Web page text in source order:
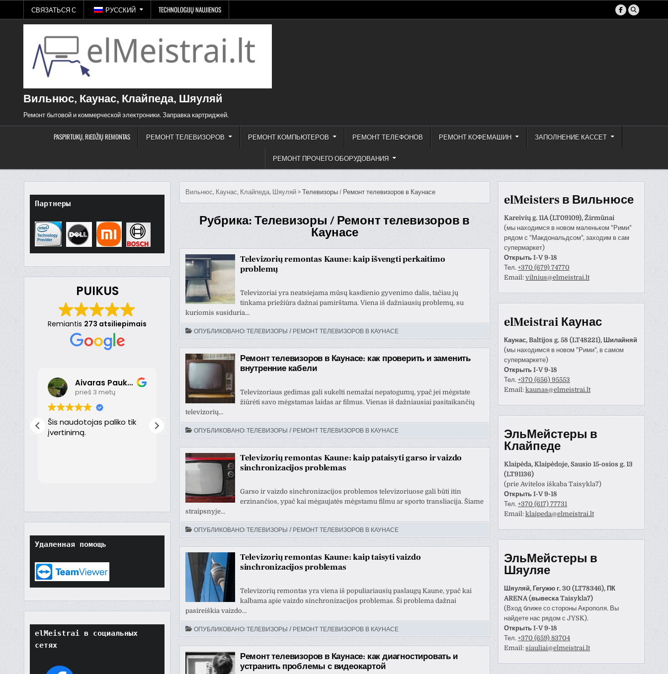
СВЯЗАТЬСЯ С РУССКИЙ TECHNOLOGIJŲ NAUJIENOS
Вильнюс, Каунас, Клайпеда, Шяуляй
Ремонт бытовой и коммерческой электроники. Заправка картриджей.
PASPIRTUKŲ, RIEDŽIŲ REMONTAS РЕМОНТ ТЕЛЕВИЗОРОВ РЕМОНТ КОМПЬЮТЕРОВ РЕМОНТ ТЕЛЕФОНОВ РЕМОНТ КОФЕМАШИН ЗАПОЛНЕНИЕ КАССЕТ
РЕМОНТ ПРОЧЕГО ОБОРУДОВАНИЯ
Партнеры
PUIKUS
Remiantis 273 atsiliepimais
Aivaras Paukste
prieš 3 metų
Šis naudotojas paliko tik
įvertinimą.
Donatas Krv
prieš 3 metų
Puikiai!
prieš 3 metų
Šis naudotojas paliko tik
įvertinimą.
Anastazija Lukoševičienė
prieš 3 metų
Šis naudotojas paliko tik
prieš 3 metų
greitai bei kokybiškai
atliktas darbas.
Удаленная помощь
elMeistrai в социальных
сетях
Вильнюс, Каунас, Клайпеда, Шяуляй> Телевизоры / Ремонт телевизоров в Каунасе
Рубрика:Телевизоры / Ремонт телевизоров в
Каунасе
Televizorių remontas Kaune: kaip išvengti perkaitimo
problemų
Televizoriai yra neatsiejama mūsų kasdienio gyvenimo dalis, tačiau jų
tinkama priežiūra dažnai pamirštama. Viena iš dažniausių problemų, su
kuriomis susiduria…
ОПУБЛИКОВАНО:ТЕЛЕВИЗОРЫ / РЕМОНТ ТЕЛЕВИЗОРОВ В КАУНАСЕ
Ремонт телевизоров в Каунасе: как проверить и заменить
внутренние кабели
Televizoriaus gedimas gali sukelti nemažai nepatogumų, ypač jei mėgstate
žiūrėti savo mėgstamas laidas ar filmus. Vienas iš dažniausiai pasitaikančių
televizorių…
ОПУБЛИКОВАНО:ТЕЛЕВИЗОРЫ / РЕМОНТ ТЕЛЕВИЗОРОВ В КАУНАСЕ
Televizorių remontas Kaune: kaip pataisyti garso ir vaizdo
sinchronizacijos problemas
Garso ir vaizdo sinchronizacijos problemos televizoriuose gali būti itin
erzinančios, ypač kai mėgaujatės mėgstamu filmu ar sporto transliacija. Šiame
straipsnyje…
ОПУБЛИКОВАНО:ТЕЛЕВИЗОРЫ / РЕМОНТ ТЕЛЕВИЗОРОВ В КАУНАСЕ
Televizorių remontas Kaune: kaip taisyti vaizdo
sinchronizacijos problemas
Televizorių remontas yra viena iš populiariausių paslaugų Kaune, ypač kai
kalbama apie vaizdo sinchronizacijos problemas. Ši problema dažnai
pasireiškia vaizdo…
ОПУБЛИКОВАНО:ТЕЛЕВИЗОРЫ / РЕМОНТ ТЕЛЕВИЗОРОВ В КАУНАСЕ
Ремонт телевизоров в Каунасе: как диагностировать и
устранить проблемы с видеокартой
elMeisters в Вильнюсе
Kareivių g. 11A (LT09109), Žirmūnai
(мы находимся в новом маленьком "Рими"
рядом с "Макдональдсом", заходим в сам
супермаркет)
Открыть I-V 9-18
Тел. +370 (679) 74770
Email: vilnius@elmeistrai.lt
elMeistrai Каунас
Каунас, Baltijos g. 58 (LT48221), Шилайняй
(мы находимся в новом "Рими", в самом
супермаркете)
Открыть I-V 9-18
Тел. +370 (656) 95553
Email: kaunas@elmeistrai.lt
ЭльМейстеры в
Клайпеде
Klaipėda, Klaipėdoje, Sausio 15-osios g. 13
(LT91136)
(prie Avitelos iškaba Taisykla7)
Открыть I-V 9-18
Тел. +370 (617) 77731
Email: klaipeda@elmeistrai.lt
ЭльМейстеры в
Шяуляе
Шяуляй, Гегужю г. 30 (LT78346), ПК
ARENA (вывеска Taisykla7)
(Вход ближе со стороны Акрополя. Вы
найдете нас рядом с JYSK).
Открыть I-V 9-18
Тел. +370 (659) 83704
Email: siauliai@elmeistrai.lt